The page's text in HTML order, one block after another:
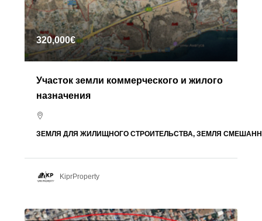
320,000€
Участок земли коммерческого и жилого
назначения
ЗЕМЛЯ ДЛЯ ЖИЛИЩНОГО СТРОИТЕЛЬСТВА, ЗЕМЛЯ
KiprProperty